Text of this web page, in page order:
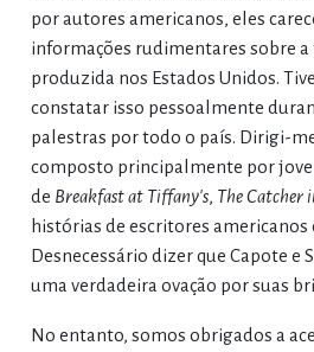
por autores americanos, eles
informações rudimentares sobre
produzida nos Estados Unidos.
constatar isso pessoalmente
palestras por todo o país. Dirigi-
composto principalmente por
de Breakfast at Tiffany's, The Catcher
histórias de escritores
Desnecessário dizer que Capote e
uma verdadeira ovação por suas
No entanto, somos obrigados a